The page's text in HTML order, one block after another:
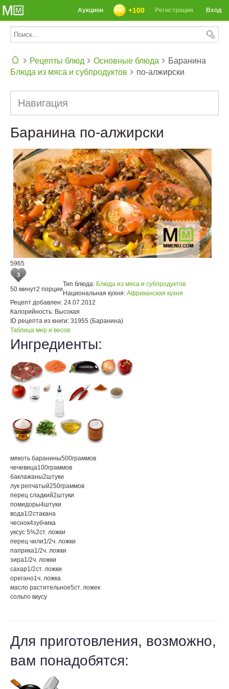
Вход
Регистрация
+100
Аукцион
Рецепты блюд
Основные блюда
Блюда из мяса и субпродуктов
Баранина
по-алжирски
Навигация
Баранина по-алжирски
5965
3
50 минут2 порции
Тип блюда: Блюда из мяса и субпродуктов
Национальная кухня: Африканская кухня
Рецепт добавлен: 24.07.2012
Калорийность: Высокая
ID рецепта из книги: 31955 (Баранина)
Таблица мер и весов
Ингредиенты:
мякоть баранины500граммов
чечевица100граммов
баклажаны2штуки
лук репчатый250граммов
перец сладкий2штуки
помидоры4штуки
вода1/2стакана
чеснок4зубчика
уксус 5%2ст. ложки
перец чили1/2ч. ложки
паприка1/2ч. ложки
зира1/2ч. ложки
сахар1/2ст. ложки
орегано1ч. ложка
масло растительное5ст. ложек
сольпо вкусу
Для приготовления, возможно,
вам понадобятся: